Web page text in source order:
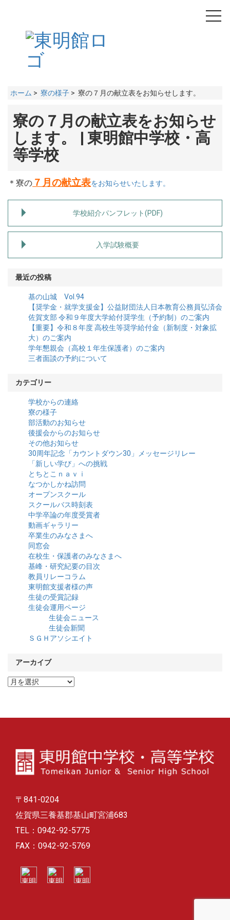
ホーム > 寮の様子 > 寮の７月の献立表をお知らせします。
寮の７月の献立表をお知らせ
します。 | 東明館中学校・高
等学校
＊寮の ７月の献立表をお知らせいたします。
学校紹介パンフレット(PDF)
入学試験概要
最近の投稿
基の山城 Vol.94
【奨学金・就学支援金】公益財団法人日本教育公務員弘済会
佐賀支部 令和９年度大学給付奨学生（予約制）のご案内
【重要】令和８年度 高校生等奨学給付金（新制度・対象拡
大）のご案内
学年懇親会（高校１年生保護者）のご案内
三者面談の予約について
カテゴリー
学校からの連絡
寮の様子
部活動のお知らせ
後援会からのお知らせ
その他お知らせ
30周年記念「カウントダウン30」メッセージリレー
「新しい学び」への挑戦
とちとこｎａｖｉ
なつかしかね訪問
オープンスクール
スクールバス時刻表
中学卒論の年度受賞者
動画ギャラリー
卒業生のみなさまへ
同窓会
在校生・保護者のみなさまへ
基峰・研究紀要の目次
教員リレーコラム
東明館支援者様の声
生徒の受賞記録
生徒会運用ページ
生徒会ニュース
生徒会新聞
ＳＧＨアソシエイト
アーカイブ
ア
〒841-0204
佐賀県三養基郡基山町宮浦683
TEL：0942-92-5775
FAX：0942-92-5769